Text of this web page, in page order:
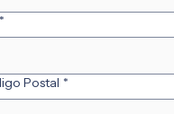
*
Postal *